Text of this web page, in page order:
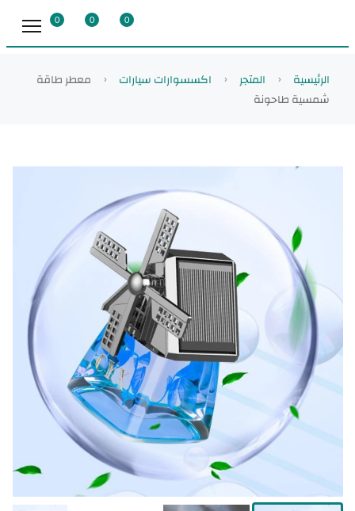
0
0
0
الرئيسية المتجر اكسسوارات سيارات
معطر طاقة
شمسية طاحونة